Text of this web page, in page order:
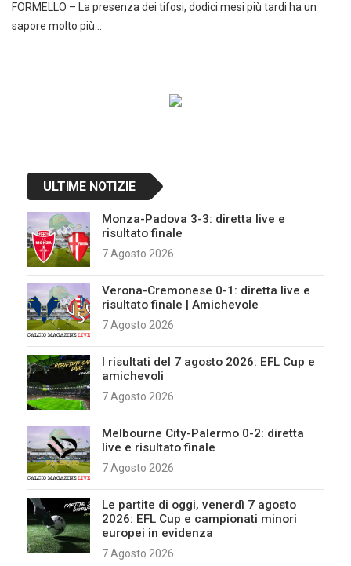
FORMELLO – La presenza dei tifosi, dodici mesi più tardi ha un
sapore molto più…
ULTIME NOTIZIE
Monza-Padova 3-3: diretta live e
risultato finale
7 Agosto 2026
Verona-Cremonese 0-1: diretta live e
risultato finale | Amichevole
7 Agosto 2026
I risultati del 7 agosto 2026: EFL Cup e
amichevoli
7 Agosto 2026
Melbourne City-Palermo 0-2: diretta
live e risultato finale
7 Agosto 2026
Le partite di oggi, venerdì 7 agosto
2026: EFL Cup e campionati minori
europei in evidenza
7 Agosto 2026